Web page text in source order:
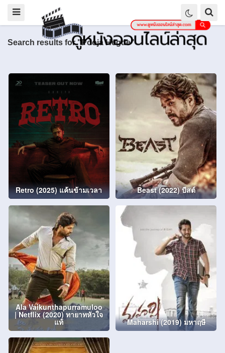
Search results for "Pooja Hegde"
Retro (2025) แค้นข้ามเวลา Beast (2022) บีสต์
Ala Vaikunthapurramuloo
| Netflix (2020) ทายาทหัวใจ
แท้ Maharshi (2019) มหาฤษี